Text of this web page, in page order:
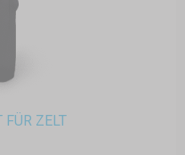
FÜR ZELT